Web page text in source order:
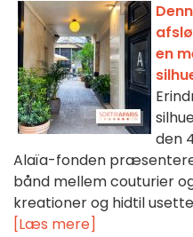
en
den
Alaïa-fonden
bånd mellem couturier
kreationer og hidtil
[Læs mere]